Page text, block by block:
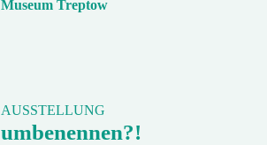
Museum Treptow
AUSSTELLUNG
umbenennen?!